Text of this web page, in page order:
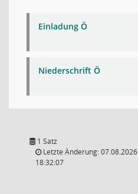
Einladung Ö
Niederschrift Ö
1 Satz
Letzte Änderung: 07.08.2026
18:32:07